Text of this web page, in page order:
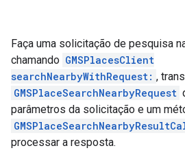
Faça uma solicitação de pesquisa
chamando GMSPlacesClient
searchNearbyWithRequest: ,
GMSPlaceSearchNearbyRequest
parâmetros da solicitação e um
processar a resposta.